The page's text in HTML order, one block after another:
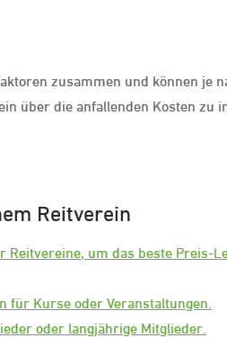
zusammen und können je
über die anfallenden Kosten zu
Reitverein
um das beste Preis-
für Kurse oder Veranstaltungen.
oder langjährige Mitglieder.